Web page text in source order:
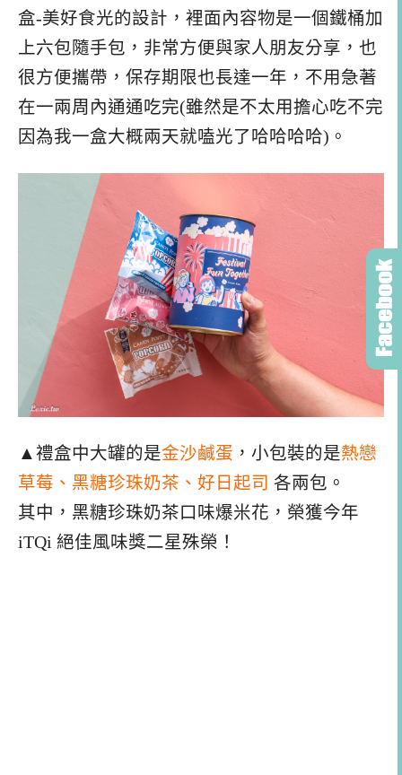
盒-美好食光的設計，裡面內容物是一個鐵桶加
上六包隨手包，非常方便與家人朋友分享，也
很方便攜帶，保存期限也長達一年，不用急著
在一兩周內通通吃完(雖然是不太用擔心吃不完
因為我一盒大概兩天就嗑光了哈哈哈哈)。
▲禮盒中大罐的是金沙鹹蛋 ，小包裝的是熱戀
草莓、黑糖珍珠奶茶、好日起司 各兩包。
其中，黑糖珍珠奶茶口味爆米花，榮獲今年
iTQi 絕佳風味獎二星殊榮！